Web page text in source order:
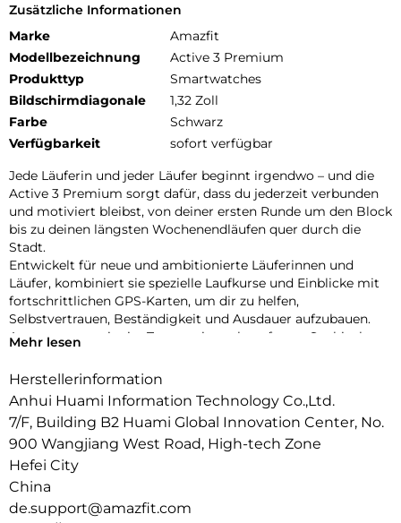
Zusätzliche Informationen
Marke
Amazfit
Modellbezeichnung
Active 3 Premium
Produkttyp
Smartwatches
Bildschirmdiagonale
1,32 Zoll
Farbe
Schwarz
Verfügbarkeit
sofort verfügbar
Jede Läuferin und jeder Läufer beginnt irgendwo – und die
Active 3 Premium sorgt dafür, dass du jederzeit verbunden
und motiviert bleibst, von deiner ersten Runde um den Block
bis zu deinen längsten Wochenendläufen quer durch die
Stadt.
Entwickelt für neue und ambitionierte Läuferinnen und
Läufer, kombiniert sie spezielle Laufkurse und Einblicke mit
fortschrittlichen GPS-Karten, um dir zu helfen,
Selbstvertrauen, Beständigkeit und Ausdauer aufzubauen.
Ausgestattet mit vier Tasten, einem kratzfesten Saphirglas-
selbst bei intensiver Sonneneinstrahlung gut ablesbar ist,
Kontrolle und beste Sicht – von Läufen im Morgengrauen bis
zu Runs durch die Innenstadt.
Klüger Trainieren, Kraftvoller Laufen:
Bringe dein Lauftraining auf das nächste Level – mit
wissenschaftlich fundierten Trainingsplänen vom Einsteiger-
wie Aerobic Endurance Foundation, Fartlek-Läufen und Core-
Mehr lesen
Herstellerinformation
Anhui Huami Information Technology Co.,Ltd.
7/F, Building B2 Huami Global Innovation Center, No.
900 Wangjiang West Road, High-tech Zone
Hefei City
China
de.support@amazfit.com